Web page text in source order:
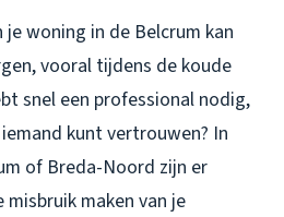
je woning in de Belcrum kan
vooral tijdens de koude
snel een professional nodig,
kunt vertrouwen? In
of Breda-Noord zijn er
maken van je